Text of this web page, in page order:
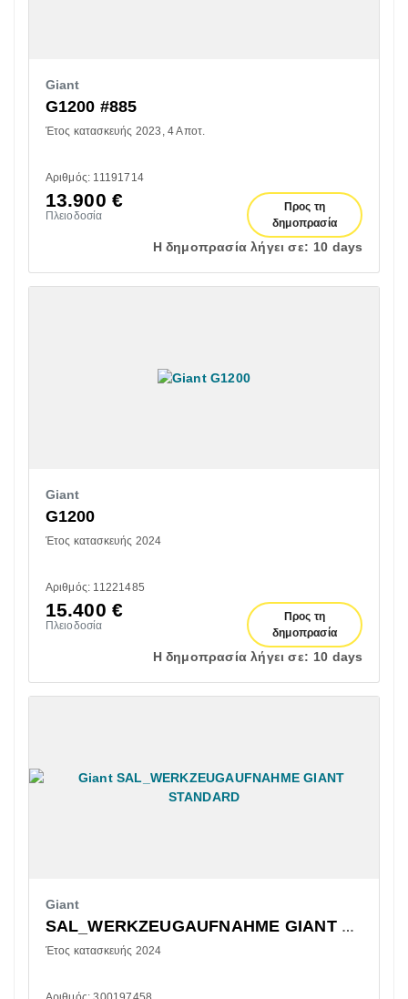
Giant
G1200 #885
Έτος κατασκευής 2023 4 Αποτ.
Αριθμός: 11191714
13.900 €
Πλειοδοσία
Προς τη
δημοπρασία
Η δημοπρασία λήγει σε: 10 days
Giant
G1200
Έτος κατασκευής 2024
Αριθμός: 11221485
15.400 €
Πλειοδοσία
Προς τη
δημοπρασία
Η δημοπρασία λήγει σε: 10 days
Giant
SAL_WERKZEUGAUFNAHME GIANT STANDARD
Έτος κατασκευής 2024